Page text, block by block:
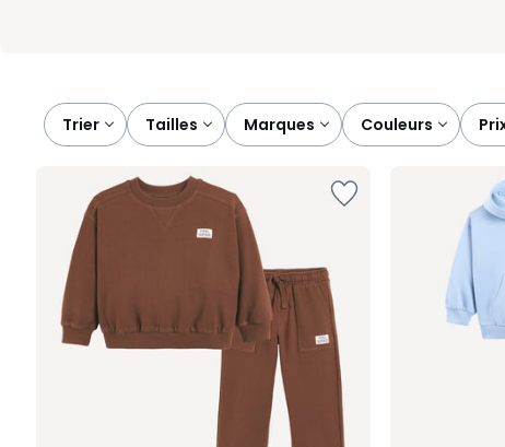
Trier
tailles marques couleurs